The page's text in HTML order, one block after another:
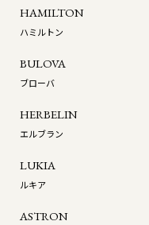
HAMILTON
ハミルトン
BULOVA
ブローバ
HERBELIN
エルブラン
LUKIA
ルキア
ASTRON